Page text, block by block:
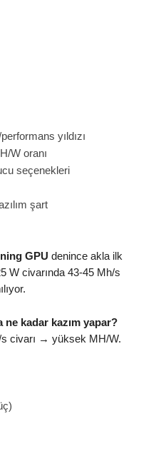
yıldızı
W oranı
seçenekleri
şart
GPU denince akla ilk
W civarında 43-45 Mh/s
kadar kazım yapar?
s civarı → yüksek MH/W.